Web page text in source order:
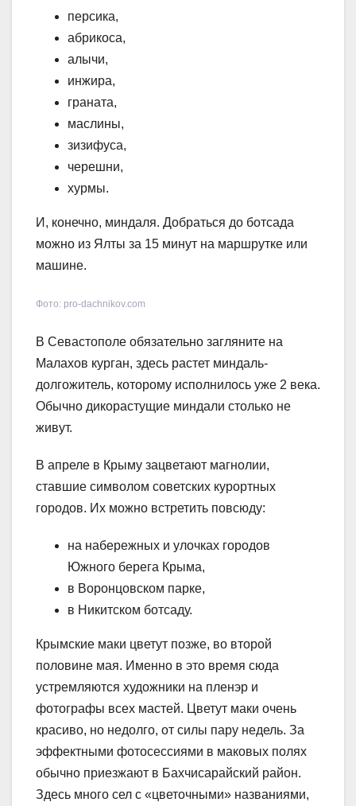
персика,
абрикоса,
алычи,
инжира,
граната,
маслины,
зизифуса,
черешни,
хурмы.
И, конечно, миндаля. Добраться до ботсада
можно из Ялты за 15 минут на маршрутке или
машине.
Фото: pro-dachnikov.com
В Севастополе обязательно загляните на
Малахов курган, здесь растет миндаль-
долгожитель, которому исполнилось уже 2 века.
Обычно дикорастущие миндали столько не
живут.
В апреле в Крыму зацветают магнолии,
ставшие символом советских курортных
городов. Их можно встретить повсюду:
на набережных и улочках городов
Южного берега Крыма,
в Воронцовском парке,
в Никитском ботсаду.
Крымские маки цветут позже, во второй
половине мая. Именно в это время сюда
устремляются художники на пленэр и
фотографы всех мастей. Цветут маки очень
красиво, но недолго, от силы пару недель. За
эффектными фотосессиями в маковых полях
обычно приезжают в Бахчисарайский район.
Здесь много сел с «цветочными» названиями,